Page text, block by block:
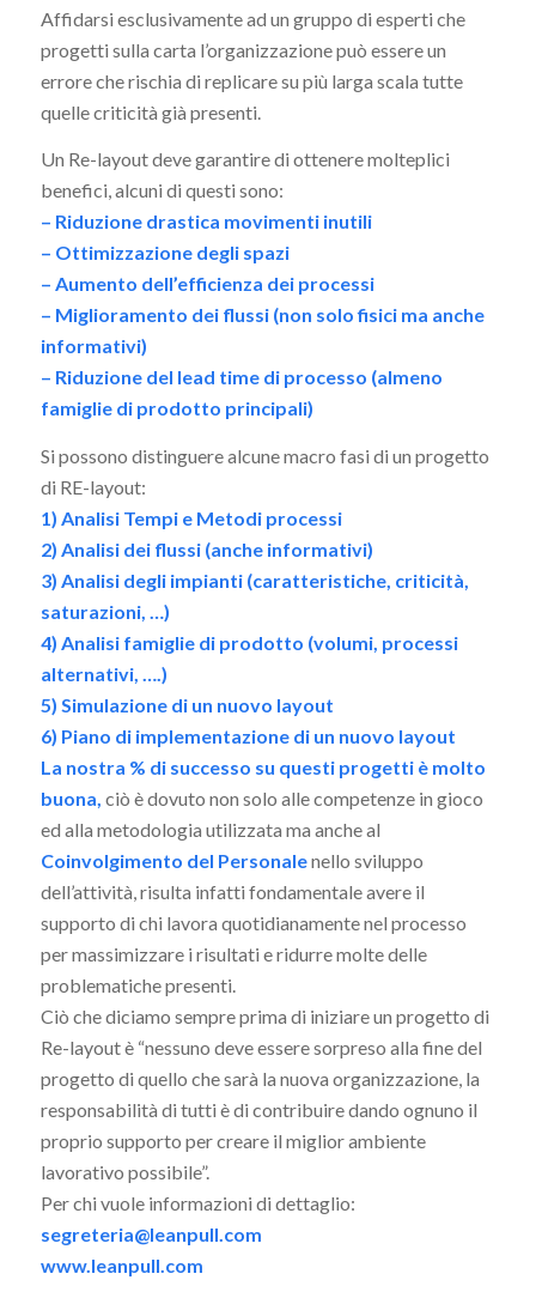
Affidarsi esclusivamente ad un gruppo di esperti che
progetti sulla carta l’organizzazione può essere un
errore che rischia di replicare su più larga scala tutte
quelle criticità già presenti.
Un Re-layout deve garantire di ottenere molteplici
benefici, alcuni di questi sono:
– Riduzione drastica movimenti inutili
– Ottimizzazione degli spazi
– Aumento dell’efficienza dei processi
– Miglioramento dei flussi (non solo fisici ma anche
informativi)
– Riduzione del lead time di processo (almeno
famiglie di prodotto principali)
Si possono distinguere alcune macro fasi di un progetto
di RE-layout:
1) Analisi Tempi e Metodi processi
2) Analisi dei flussi (anche informativi)
3) Analisi degli impianti (caratteristiche, criticità,
saturazioni, …)
4) Analisi famiglie di prodotto (volumi, processi
alternativi, ….)
5) Simulazione di un nuovo layout
6) Piano di implementazione di un nuovo layout
La nostra % di successo su questi progetti è molto
buona, ciò è dovuto non solo alle competenze in gioco
ed alla metodologia utilizzata ma anche al
Coinvolgimento del Personalenello sviluppo
dell’attività, risulta infatti fondamentale avere il
supporto di chi lavora quotidianamente nel processo
per massimizzare i risultati e ridurre molte delle
problematiche presenti.
Ciò che diciamo sempre prima di iniziare un progetto di
Re-layout è “nessuno deve essere sorpreso alla fine del
progetto di quello che sarà la nuova organizzazione, la
responsabilità di tutti è di contribuire dando ognuno il
proprio supporto per creare il miglior ambiente
lavorativo possibile”.
Per chi vuole informazioni di dettaglio:
segreteria@leanpull.com
www.leanpull.com